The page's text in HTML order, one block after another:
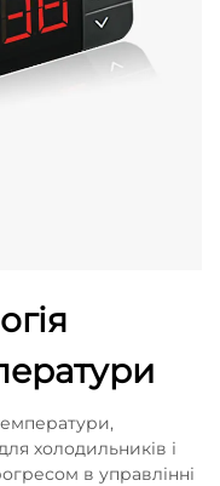
холодильників і
в управлінні